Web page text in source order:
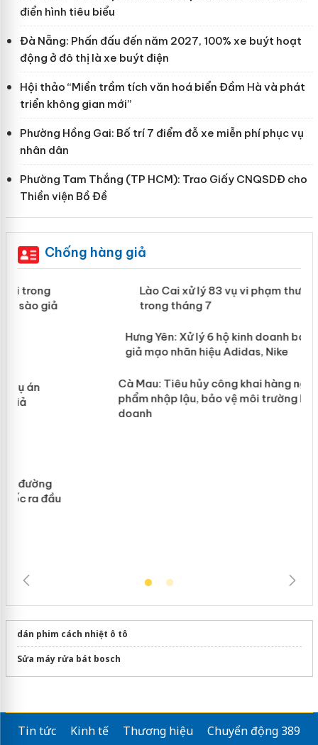
điển hình tiêu biểu
Đà Nẵng: Phấn đấu đến năm 2027, 100% xe buýt hoạt
động ở đô thị là xe buýt điện
Hội thảo “Miền trầm tích văn hoá biển Đầm Hà và phát
triển không gian mới”
Phường Hồng Gai: Bố trí 7 điểm đỗ xe miễn phí phục vụ
nhân dân
Phường Tam Thắng (TP HCM): Trao Giấy CNQSDĐ cho
Thiền viện Bồ Đề
Chống hàng giả
Lào Cai xử lý 83 vụ vi phạm thương
mại trong tháng 7
Hưng Yên: Xử lý 6 hộ kinh doanh bán
hàng giả mạo nhãn hiệu Adidas, Nike
dán phim cách nhiệt ô tô
Sửa máy rửa bát bosch
Tin tức Kinh tế Thương hiệu
Chuyển động 389